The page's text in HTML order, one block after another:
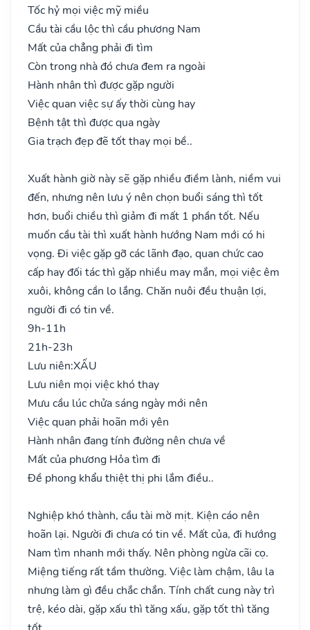
Tốc hỷ mọi việc mỹ miều
Cầu tài cầu lộc thì cầu phương Nam
Mất của chẳng phải đi tìm
Còn trong nhà đó chưa đem ra ngoài
Hành nhân thì được gặp người
Việc quan việc sự ấy thời cùng hay
Bệnh tật thì được qua ngày
Gia trạch đẹp đẽ tốt thay mọi bề..
Xuất hành giờ này sẽ gặp nhiều điềm lành, niềm vui
đến, nhưng nên lưu ý nên chọn buổi sáng thì tốt
hơn, buổi chiều thì giảm đi mất 1 phần tốt. Nếu
muốn cầu tài thì xuất hành hướng Nam mới có hi
vọng. Đi việc gặp gỡ các lãnh đạo, quan chức cao
cấp hay đối tác thì gặp nhiều may mắn, mọi việc êm
xuôi, không cần lo lắng. Chăn nuôi đều thuận lợi,
người đi có tin về.
9h-11h
21h-23h
Lưu niên:XẤU
Lưu niên mọi việc khó thay
Mưu cầu lúc chửa sáng ngày mới nên
Việc quan phải hoãn mới yên
Hành nhân đang tính đường nên chưa về
Mất của phương Hỏa tìm đi
Đề phong khẩu thiệt thị phi lắm điều..
Nghiệp khó thành, cầu tài mờ mịt. Kiện cáo nên
hoãn lại. Người đi chưa có tin về. Mất của, đi hướng
Nam tìm nhanh mới thấy. Nên phòng ngừa cãi cọ.
Miệng tiếng rất tầm thường. Việc làm chậm, lâu la
nhưng làm gì đều chắc chắn. Tính chất cung này trì
trệ, kéo dài, gặp xấu thì tăng xấu, gặp tốt thì tăng